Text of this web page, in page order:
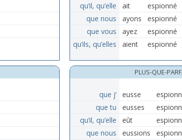
qu’il, qu’elle
ait
espionné
que nous
ayons
espionné
que vous
ayez
espionné
qu’ils, qu’elles
aient espionné
PLUS-QUE-
que j’ eusse
que tu
eusses
qu’il, qu’elle
eût
que nous
eussions